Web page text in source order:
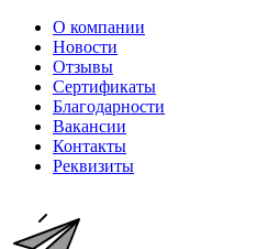
О компании
Новости
Отзывы
Сертификаты
Благодарности
Вакансии
Контакты
Реквизиты